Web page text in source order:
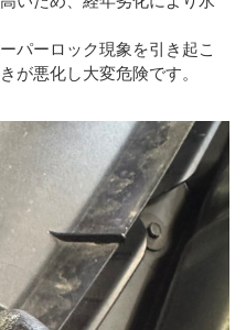
パーロック現象を引き起こ
が悪化し大変危険です。